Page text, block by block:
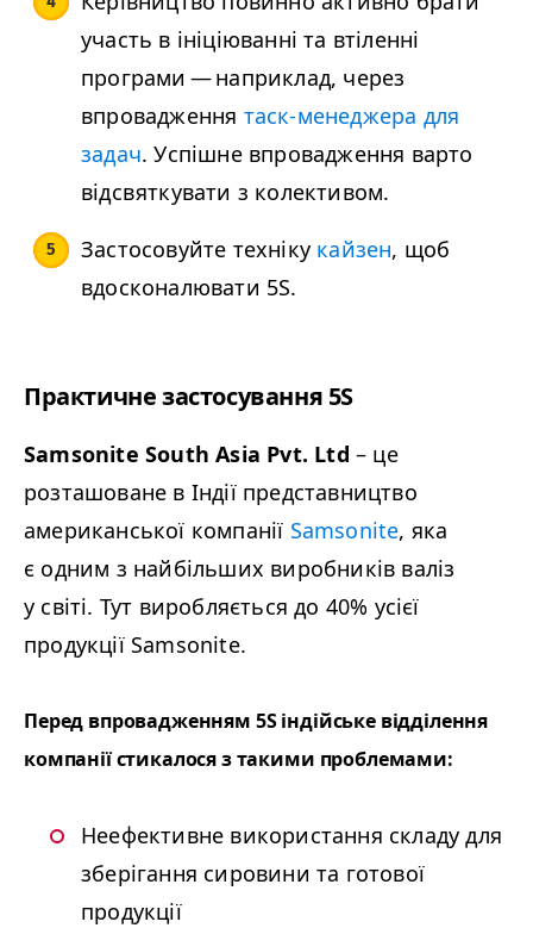
участь в ініціюванні та втіленні
програми — наприклад, через
впровадження таск-менеджера для
задач. Успішне впровадження варто
відсвяткувати з колективом.
Застосовуйте техніку кайзен, щоб
вдосконалювати 5S.
Практичне застосування 5S
Sam­sonite South Asia Pvt. Ltd – це
розташоване в Індії представництво
американської компанії Sam­sonite, яка
є одним з найбільших виробників валіз
у світі. Тут виробляється до 40% усієї
продукції Samsonite.
Перед впровадженням 5Sіндійське відділення
компанії стикалося з такими проблемами:
Неефективне використання складу для
зберігання сировини та готової
продукції